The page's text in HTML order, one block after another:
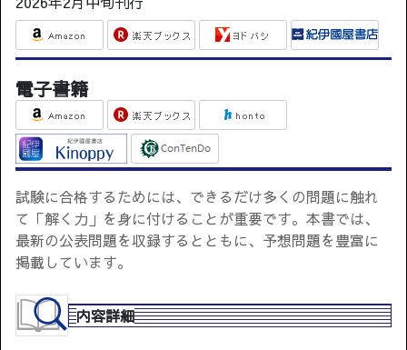
電子書籍
試験に合格するためには、できるだけ多くの問題に触れ
て「解く力」を身に付けることが重要です。本書では、
最新の公表問題を収録するとともに、予想問題を豊富に
掲載しています。
内容詳細